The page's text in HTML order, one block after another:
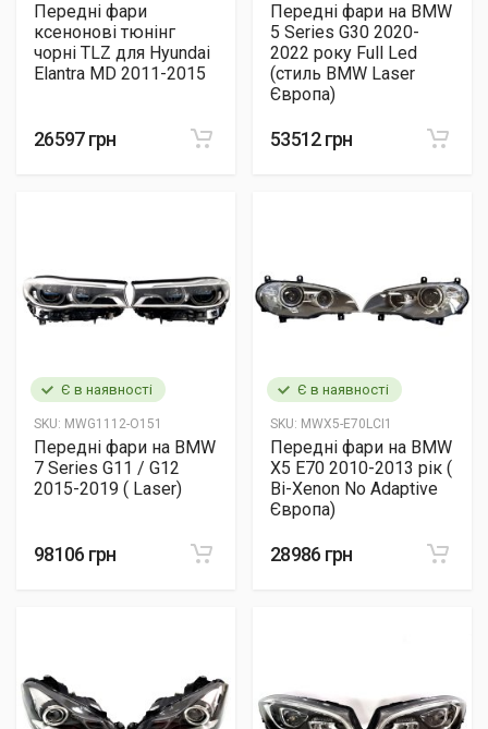
Передні фари
ксенонові тюнінг
чорні TLZ для Hyundai
Elantra MD 2011-2015
26597 грн
Передні фари на BMW
5 Series G30 2020-
2022 року Full Led
(стиль BMW Laser
Європа)
53512 грн
Є в наявності
SKU: MWG1112-O151
Передні фари на BMW
7 Series G11 / G12
2015-2019 ( Laser)
98106 грн
Є в наявності
SKU: MWX5-E70LCI1
Передні фари на BMW
X5 E70 2010-2013 рік (
Bi-Xenon No Adaptive
Європа)
28986 грн